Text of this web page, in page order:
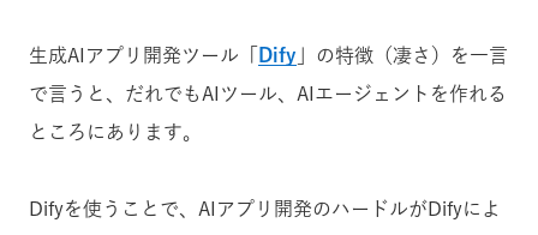
生成AIアプリ開発ツール「 Dify 」の特徴（凄さ）を一言
で言うと、だれでもAIツール、AIエージェントを作れる
ところにあります。
Difyを使うことで、AIアプリ開発のハードルがDifyによ